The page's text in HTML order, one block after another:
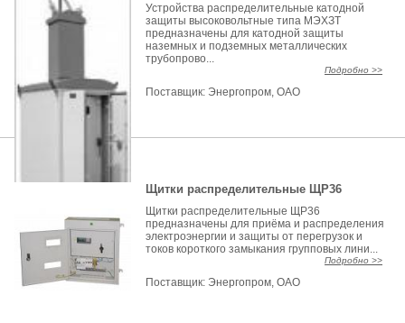
Устройства распределительные катодной
защиты высоковольтные типа МЭХЗТ
предназначены для катодной защиты
наземных и подземных металлических
трубопрово...
Подробно >>
Поставщик: Энергопром, ОАО
Щитки распределительные ЩР36
Щитки распределительные ЩР36
предназначены для приёма и распределения
электроэнергии и защиты от перегрузок и
токов короткого замыкания групповых лини...
Подробно >>
Поставщик: Энергопром, ОАО